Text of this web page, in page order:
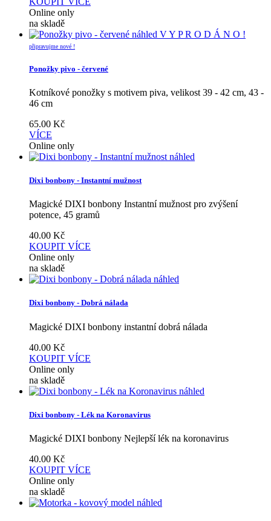
Online only
na skladě
náhled V Y P R O D Á N O !
připravujme nové !
Ponožky pivo - červené
Kotníkové ponožky s motivem piva, velikost 39 - 42 cm, 43 -
46 cm
65.00 Kč
VÍCE
Online only
náhled
Dixi bonbony - Instantní mužnost
Magické DIXI bonbony Instantní mužnost pro zvýšení
potence, 45 gramů
40.00 Kč
KOUPIT VÍCE
Online only
na skladě
náhled
Dixi bonbony - Dobrá nálada
Magické DIXI bonbony instantní dobrá nálada
40.00 Kč
KOUPIT VÍCE
Online only
na skladě
náhled
Dixi bonbony - Lék na Koronavirus
Magické DIXI bonbony Nejlepší lék na koronavirus
40.00 Kč
KOUPIT VÍCE
Online only
na skladě
náhled